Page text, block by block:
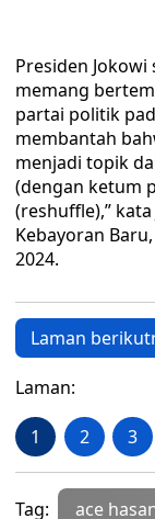
Presiden
memang
partai politik
membantah
menjadi topik
(dengan ketum
(reshuffle),”
Kebayoran
2024.
Laman
Laman:
1 2 3
Tag: ace